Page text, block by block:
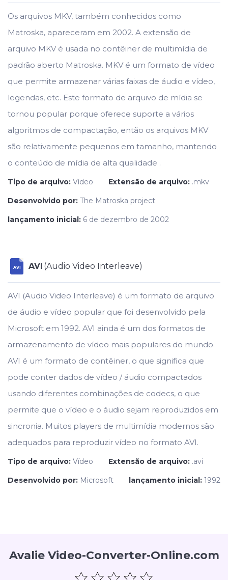
Os arquivos MKV, também conhecidos como
Matroska, apareceram em 2002. A extensão de
arquivo MKV é usada no contêiner de multimídia de
padrão aberto Matroska. MKV é um formato de vídeo
que permite armazenar várias faixas de áudio e vídeo,
legendas, etc. Este formato de arquivo de mídia se
tornou popular porque oferece suporte a vários
algoritmos de compactação, então os arquivos MKV
são relativamente pequenos em tamanho, mantendo
o conteúdo de mídia de alta qualidade .
Tipo de arquivo: Vídeo Extensão de arquivo: .mkv
Desenvolvido por: The Matroska project
lançamento inicial: 6 de dezembro de 2002
AVI AVI (Audio Video Interleave)
AVI (Audio Video Interleave) é um formato de arquivo
de áudio e vídeo popular que foi desenvolvido pela
Microsoft em 1992. AVI ainda é um dos formatos de
armazenamento de vídeo mais populares do mundo.
AVI é um formato de contêiner, o que significa que
pode conter dados de vídeo / áudio compactados
usando diferentes combinações de codecs, o que
permite que o vídeo e o áudio sejam reproduzidos em
sincronia. Muitos players de multimídia modernos são
adequados para reproduzir vídeo no formato AVI.
Tipo de arquivo: Vídeo Extensão de arquivo: .avi
Desenvolvido por: Microsoft lançamento inicial: 1992
Avalie Video-Converter-Online.com